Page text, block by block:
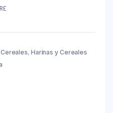
, Harinas y Cereales